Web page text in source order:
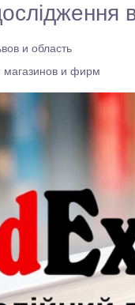
в
и область
и фирм